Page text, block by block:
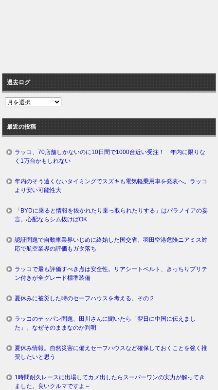
過去ログ
過
ロ
グ
最近の投稿
ラッコ、70店舗しかないのに10日間で1000台近い受注！ 年内に限りな
く1万台かもしれない
年内のそう遠くないタイミングでスズキも電気軽乗用車を発表へ。ラッコ
より安い可能性大
「BYDに乗ると情報を抜かれたり乗っ取られたりする」はパラノイアの妄
言。心配ならシム抜けばOK
認証問題で自動車業界いじめに終始した国交省、羽田空港危険ニアミス対
応で航空業界の評価もガタ落ち
ラッコで最も評価すべき点は安全性。リアシートベルト、きっちりプリテ
ン付きが全グレード標準装備
夏休みに被災した時のセーフハウスを考える。その２
ラッコのテッパン問題、田川さんに聞いたら「翌日に中国に伝えまし
た」。なぜそのままなのか判明
夏休み情報。自然災害に備えセーフハウスなど確保しておくことを強く推
奨したいと思う
1時間耐久レースに出場してカメ出したらスーパーワンの実力が解ってき
ました。良いクルマですよ～